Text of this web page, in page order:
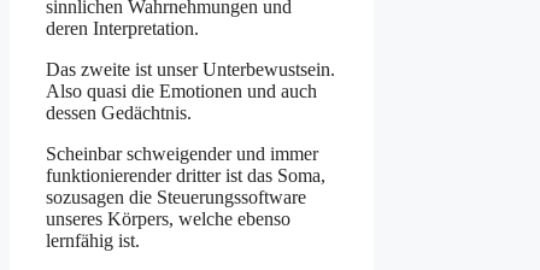
sinnlichen Wahrnehmungen und
deren Interpretation.
Das zweite ist unser Unterbewustsein.
Also quasi die Emotionen und auch
dessen Gedächtnis.
Scheinbar schweigender und immer
funktionierender dritter ist das Soma,
sozusagen die Steuerungssoftware
unseres Körpers, welche ebenso
lernfähig ist.